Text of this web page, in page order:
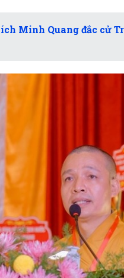
Minh Quang đắc cử